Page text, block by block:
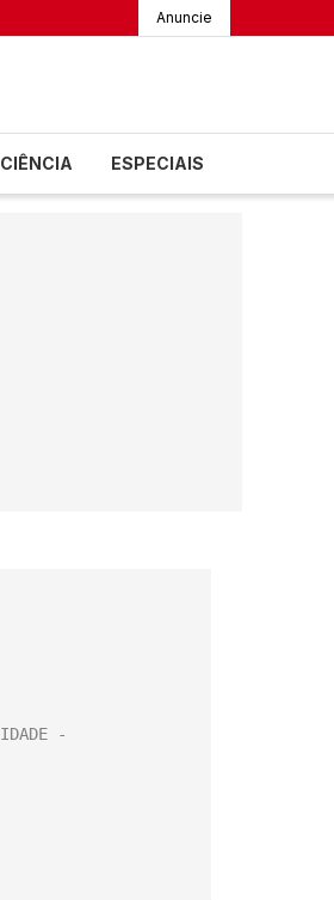
Anuncie
CIÊNCIA ESPECIAIS